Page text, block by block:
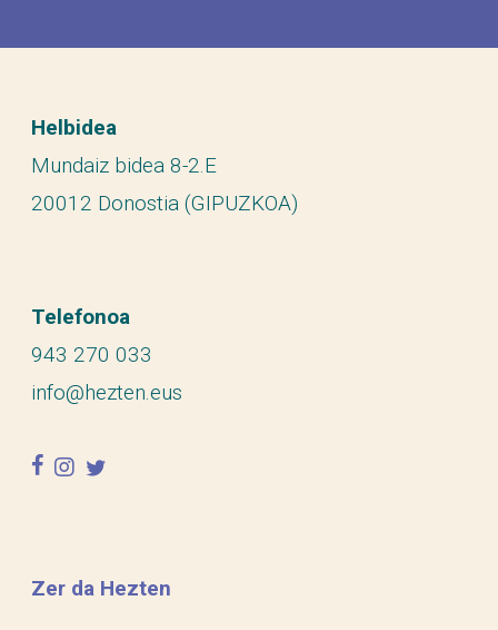
Helbidea
Mundaiz bidea 8-2.E
20012 Donostia (GIPUZKOA)
Telefonoa
943 270 033
info@hezten.eus
facebook
instagram
twitter
Zer da Hezten